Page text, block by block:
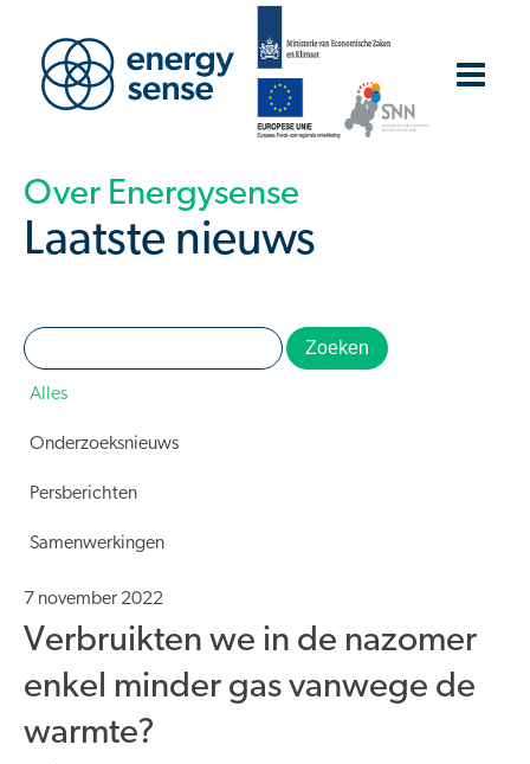
Over Energysense
Laatste nieuws
Alles
Onderzoeksnieuws
Persberichten
Samenwerkingen
7 november 2022
Verbruikten we in de nazomer
enkel minder gas vanwege de
warmte?